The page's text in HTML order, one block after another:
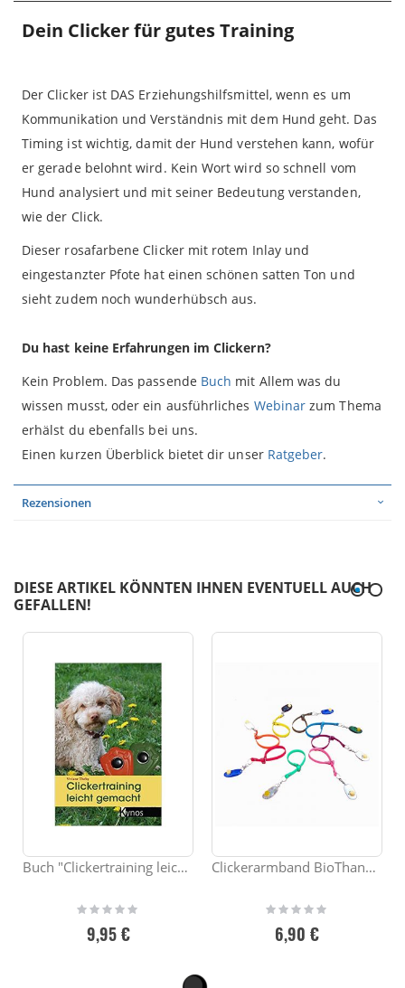
Dein Clicker für gutes Training
Der Clicker ist DAS Erziehungshilfsmittel, wenn es um
Kommunikation und Verständnis mit dem Hund geht. Das
Timing ist wichtig, damit der Hund verstehen kann, wofür
er gerade belohnt wird. Kein Wort wird so schnell vom
Hund analysiert und mit seiner Bedeutung verstanden,
wie der Click.
Dieser rosafarbene Clicker mit rotem Inlay und
eingestanzter Pfote hat einen schönen satten Ton und
sieht zudem noch wunderhübsch aus.
Du hast keine Erfahrungen im Clickern?
Kein Problem. Das passende Buch mit Allem was du
wissen musst, oder ein ausführliches Webinar zum Thema
erhälst du ebenfalls bei uns.
Einen kurzen Überblick bietet dir unser Ratgeber.
Rezensionen
DIESE ARTIKEL KÖNNTEN IHNEN EVENTUELL AUCH
GEFALLEN!
Buch "Clickertraining leicht gemacht"
Rating:
0%
9,95 €
Clickerarmband BioThane® 9mm
Rating:
0%
6,90 €